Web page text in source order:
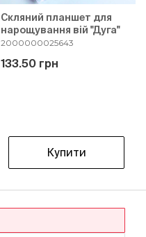
Скляний планшет для
нарощування вій "Дуга"
2000000025643
133.50 грн
Купити